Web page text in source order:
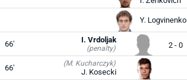
Y. Logvinenko
66' (penalty)
I. Vrdoljak
2 - 0
66' (M. Kucharczyk)
J. Kosecki